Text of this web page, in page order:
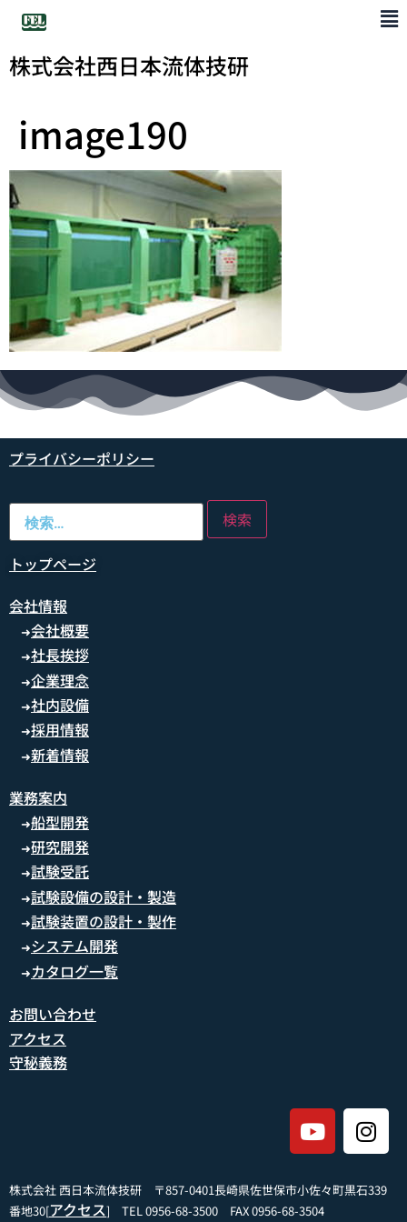
株式会社西日本流体技研
image190
プライバシーポリシー
トップページ
会社情報
➜会社概要
➜社長挨拶
➜企業理念
➜社内設備
➜採用情報
➜新着情報
業務案内
➜船型開発
➜研究開発
➜試験受託
➜試験設備の設計・製造
➜試験装置の設計・製作
➜システム開発
➜カタログ一覧
お問い合わせ
アクセス
守秘義務
株式会社 西日本流体技研 〒857-0401長崎県佐世保市小佐々町黒石339
番地30[アクセス] TEL 0956-68-3500 FAX 0956-68-3504